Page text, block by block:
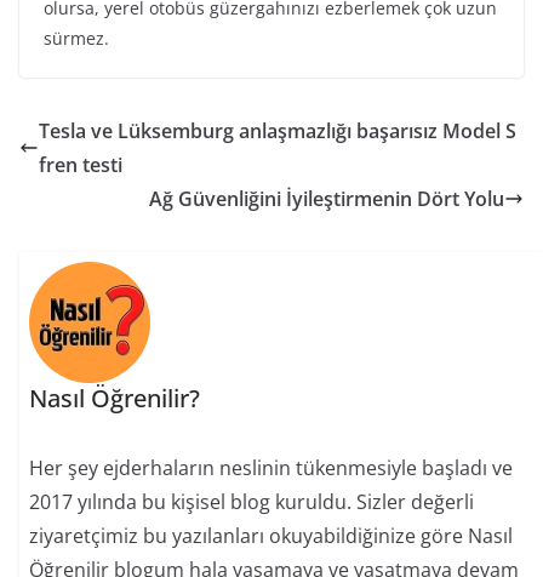
olursa, yerel otobüs güzergahınızı ezberlemek çok uzun
sürmez.
Tesla ve Lüksemburg anlaşmazlığı başarısız Model S
fren testi
Ağ Güvenliğini İyileştirmenin Dört Yolu
Nasıl Öğrenilir?
Her şey ejderhaların neslinin tükenmesiyle başladı ve
2017 yılında bu kişisel blog kuruldu. Sizler değerli
ziyaretçimiz bu yazılanları okuyabildiğinize göre Nasıl
Öğrenilir blogum hala yaşamaya ve yaşatmaya devam